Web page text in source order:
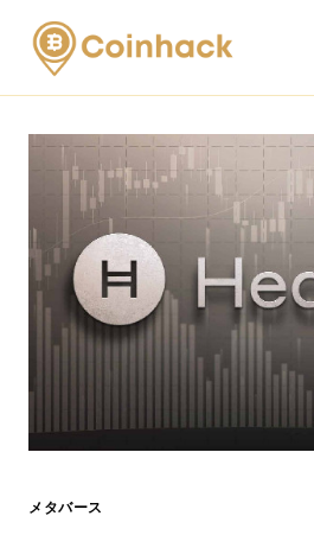
Skip
content
メタバース